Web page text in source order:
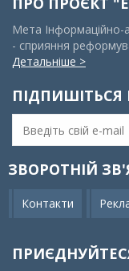
Мета Інформаційно-
- сприяння
Детальніше >
ЗВОРОТНІЙ
Контакти